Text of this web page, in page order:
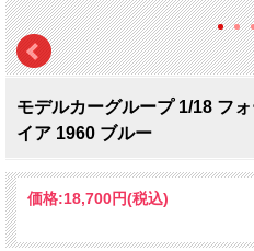
モデルカーグループ 1/18 フ
イア 1960 ブルー
価格:18,700円(税込)